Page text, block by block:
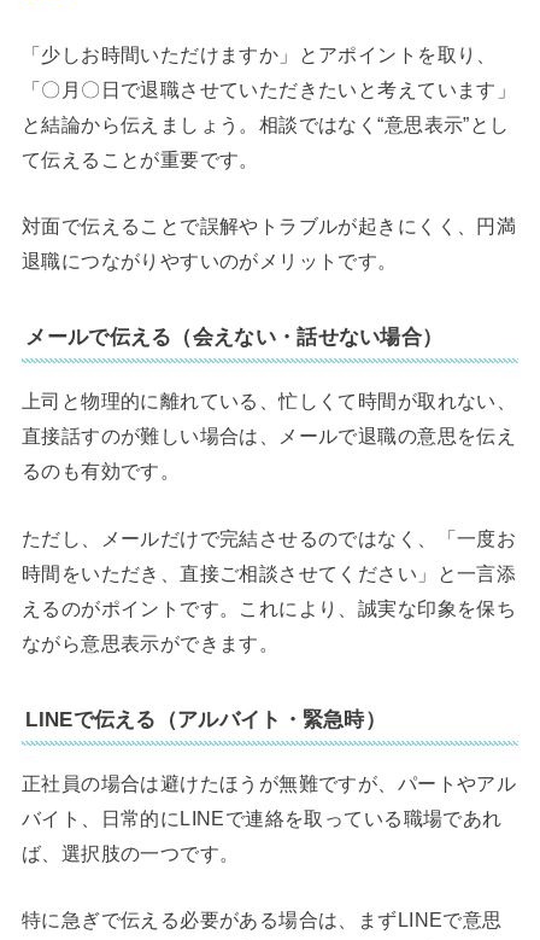
「少しお時間いただけますか」とアポイントを取り、
「〇月〇日で退職させていただきたいと考えています」
と結論から伝えましょう。相談ではなく“意思表示”とし
て伝えることが重要です。
対面で伝えることで誤解やトラブルが起きにくく、円満
退職につながりやすいのがメリットです。
メールで伝える（会えない・話せない場合）
上司と物理的に離れている、忙しくて時間が取れない、
直接話すのが難しい場合は、メールで退職の意思を伝え
るのも有効です。
ただし、メールだけで完結させるのではなく、「一度お
時間をいただき、直接ご相談させてください」と一言添
えるのがポイントです。これにより、誠実な印象を保ち
ながら意思表示ができます。
LINEで伝える（アルバイト・緊急時）
正社員の場合は避けたほうが無難ですが、パートやアル
バイト、日常的にLINEで連絡を取っている職場であれ
ば、選択肢の一つです。
特に急ぎで伝える必要がある場合は、まずLINEで意思